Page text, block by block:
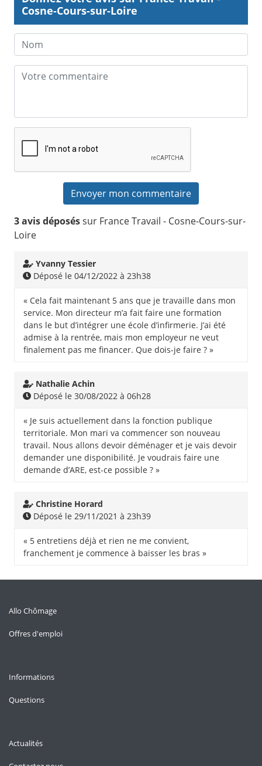
Cosne-Cours-sur-Loire
3 avis déposéssur France Travail - Cosne-Cours-sur-
Loire
Yvanny Tessier
Déposé le 04/12/2022 à 23h38
« Cela fait maintenant 5 ans que je travaille dans mon
service. Mon directeur m’a fait faire une formation
dans le but d’intégrer une école d’infirmerie. J’ai été
admise à la rentrée, mais mon employeur ne veut
finalement pas me financer. Que dois-je faire ? »
Nathalie Achin
Déposé le 30/08/2022 à 06h28
« Je suis actuellement dans la fonction publique
territoriale. Mon mari va commencer son nouveau
travail. Nous allons devoir déménager et je vais devoir
demander une disponibilité. Je voudrais faire une
demande d’ARE, est-ce possible ? »
Christine Horard
Déposé le 29/11/2021 à 23h39
« 5 entretiens déjà et rien ne me convient,
franchement je commence à baisser les bras »
Allo Chômage
Offres d'emploi
Informations
Questions
Actualités